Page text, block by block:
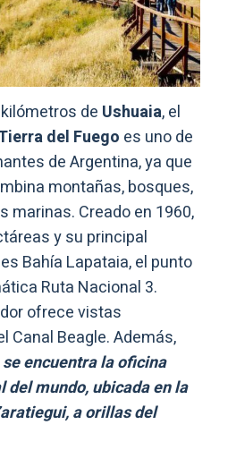
de Ushuaia, el
del Fuego es uno de
de Argentina, ya que
montañas, bosques,
marinas. Creado en 1960,
y su principal
Bahía Lapataia, el punto
Ruta Nacional 3.
ofrece vistas
Canal Beagle. Además,
encuentra la oficina
mundo, ubicada en la
a orillas del